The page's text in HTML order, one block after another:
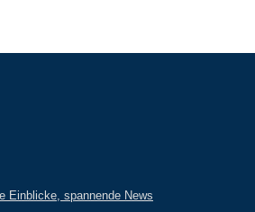
Einblicke, spannende News